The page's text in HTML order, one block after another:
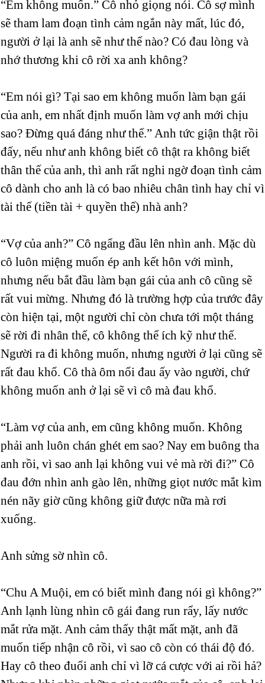
“Em không muốn.” Cô nhỏ giọng nói. Cô sợ mình
sẽ tham lam đoạn tình cảm ngắn này mất, lúc đó,
người ở lại là anh sẽ như thế nào? Có đau lòng và
nhớ thương khi cô rời xa anh không?
“Em nói gì? Tại sao em không muốn làm bạn gái
của anh, em nhất định muốn làm vợ anh mới chịu
sao? Đừng quá đáng như thế.” Anh tức giận thật rồi
đấy, nếu như anh không biết cô thật ra không biết
thân thế của anh, thì anh rất nghi ngờ đoạn tình cảm
cô dành cho anh là có bao nhiêu chân tình hay chỉ vì
tài thế (tiền tài + quyền thế) nhà anh?
“Vợ của anh?” Cô ngẩng đầu lên nhìn anh. Mặc dù
cô luôn miệng muốn ép anh kết hôn với mình,
nhưng nếu bắt đầu làm bạn gái của anh cô cũng sẽ
rất vui mừng. Nhưng đó là trường hợp của trước đây
còn hiện tại, một người chỉ còn chưa tới một tháng
sẽ rời đi nhân thế, cô không thể ích kỹ như thế.
Người ra đi không muốn, nhưng người ở lại cũng sẽ
rất đau khổ. Cô thà ôm nổi đau ấy vào người, chứ
không muốn anh ở lại sẽ vì cô mà đau khổ.
“Làm vợ của anh, em cũng không muốn. Không
phải anh luôn chán ghét em sao? Nay em buông tha
anh rồi, vì sao anh lại không vui vẻ mà rời đi?” Cô
đau đớn nhìn anh gào lên, những giọt nước mắt kìm
nén nãy giờ cũng không giữ được nữa mà rơi
xuống.
Anh sửng sờ nhìn cô.
“Chu A Muội, em có biết mình đang nói gì không?”
Anh lạnh lùng nhìn cô gái đang run rẩy, lấy nước
mắt rửa mặt. Anh cảm thấy thật mất mặt, anh đã
muốn tiếp nhận cô rồi, vì sao cô còn có thái độ đó.
Hay cô theo đuổi anh chỉ vì lỡ cá cược với ai rồi hả?